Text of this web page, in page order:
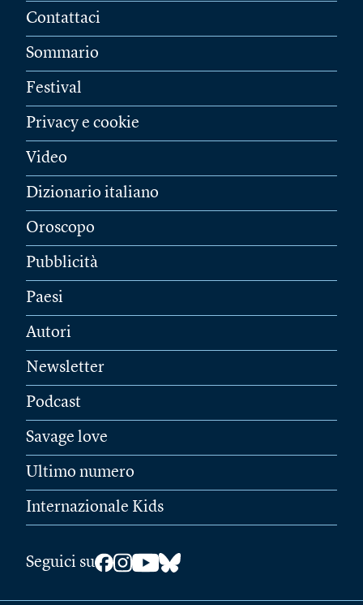
Contattaci
Sommario
Festival
Privacy e cookie
Video
Dizionario italiano
Oroscopo
Pubblicità
Paesi
Autori
Newsletter
Podcast
Savage love
Ultimo numero
Internazionale Kids
Seguici su